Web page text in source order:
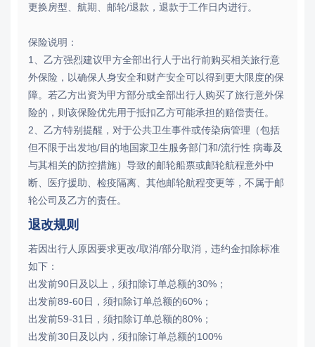
更换房型、航期、邮轮/退款，退款于工作日内进行。
保险说明：
1、乙方强烈建议甲方全部出行人于出行前购买相关旅行意
外保险，以确保人身安全和财产安全可以得到更大限度的保
障。若乙方出资为甲方部分或全部出行人购买了旅行意外保
险的，则该保险优先用于抵扣乙方可能承担的赔偿责任。
2、乙方特别提醒，对于公共卫生事件或传染病管理（包括
但不限于出发地/目的地国家卫生服务部门和/流行性 病毒及
与其相关的防控措施）导致的邮轮船票或邮轮航程意外中
断、医疗援助、检疫隔离、其他邮轮航程变更等，不属于邮
轮公司及乙方的责任。
退改规则
若因出行人原因要求更改/取消/部分取消，违约金扣除标准
如下：
出发前90日及以上，须扣除订单总额的30%；
出发前89-60日，须扣除订单总额的60%；
出发前59-31日，须扣除订单总额的80%；
出发前30日及以内，须扣除订单总额的100%